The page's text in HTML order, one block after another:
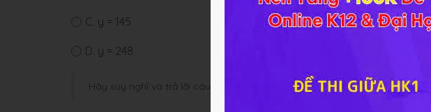
C. y = 145
D. y = 248
Hãy suy nghĩ và trả lời câu hỏi trước khi HOC247 cung cấp đáp án và lời giải